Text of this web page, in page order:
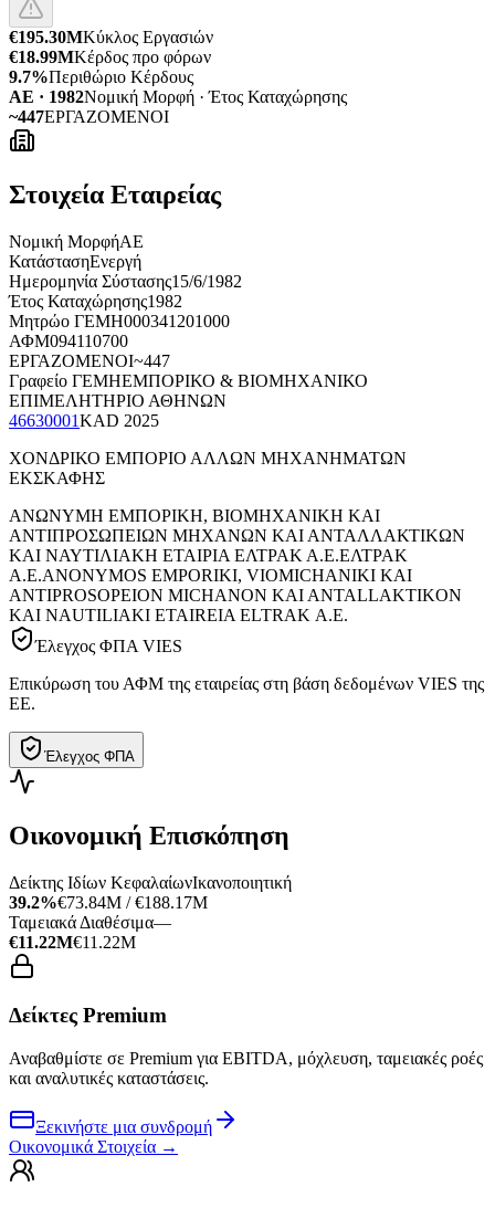
€195.30MΚύκλος Εργασιών
€18.99MΚέρδος προ φόρων
9.7%Περιθώριο Κέρδους
ΑΕ · 1982Νομική Μορφή · Έτος Καταχώρησης
~447ΕΡΓΑΖΟΜΕΝΟΙ
Στοιχεία Εταιρείας
Νομική ΜορφήΑΕ
ΚατάστασηΕνεργή
Ημερομηνία Σύστασης15/6/1982
Έτος Καταχώρησης1982
Μητρώο ΓΕΜΗ000341201000
ΑΦΜ094110700
ΕΡΓΑΖΟΜΕΝΟΙ~447
Γραφείο ΓΕΜΗΕΜΠΟΡΙΚΟ & ΒΙΟΜΗΧΑΝΙΚΟ
ΕΠΙΜΕΛΗΤΗΡΙΟ ΑΘΗΝΩΝ
46630001KAD 2025
ΧΟΝΔΡΙΚΟ ΕΜΠΟΡΙΟ ΑΛΛΩΝ ΜΗΧΑΝΗΜΑΤΩΝ
ΕΚΣΚΑΦΗΣ
ΑΝΩΝΥΜΗ ΕΜΠΟΡΙΚΗ, ΒΙΟΜΗΧΑΝΙΚΗ ΚΑΙ
ΑΝΤΙΠΡΟΣΩΠΕΙΩΝ ΜΗΧΑΝΩΝ ΚΑΙ ΑΝΤΑΛΛΑΚΤΙΚΩΝ
ΚΑΙ ΝΑΥΤΙΛΙΑΚΗ ΕΤΑΙΡΙΑ ΕΛΤΡΑΚ Α.Ε.ΕΛΤΡΑΚ
Α.Ε.ANONYMOS EMPORIKI, VIOMICHANIKI KAI
ANTIPROSOPEION MICHANON KAI ANTALLAKTIKON
KAI NAUTILIAKI ETAIREIA ELTRAK Α.Ε.
Έλεγχος ΦΠΑ VIES
Επικύρωση του ΑΦΜ της εταιρείας στη βάση δεδομένων VIES της
ΕΕ.
Έλεγχος ΦΠΑ
Οικονομική Επισκόπηση
Δείκτης Ιδίων ΚεφαλαίωνΙκανοποιητική
39.2%€73.84M / €188.17M
Ταμειακά Διαθέσιμα—
€11.22M€11.22M
Δείκτες Premium
Αναβαθμίστε σε Premium για EBITDA, μόχλευση, ταμειακές ροές
και αναλυτικές καταστάσεις.
Ξεκινήστε μια συνδρομή
Οικονομικά Στοιχεία →